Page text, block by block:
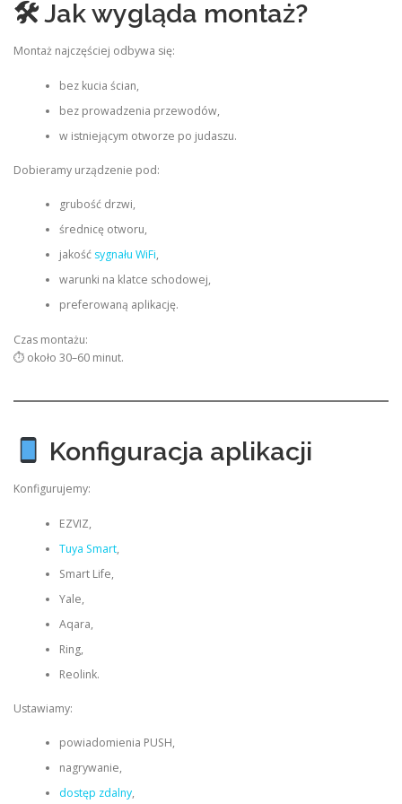
🛠 Jak wygląda montaż?
Montaż najczęściej odbywa się:
bez kucia ścian,
bez prowadzenia przewodów,
w istniejącym otworze po judaszu.
Dobieramy urządzenie pod:
grubość drzwi,
średnicę otworu,
jakość sygnału WiFi,
warunki na klatce schodowej,
preferowaną aplikację.
Czas montażu:
⏱ około 30–60 minut.
Konfiguracja aplikacji
Konfigurujemy:
EZVIZ,
Tuya Smart,
Smart Life,
Yale,
Aqara,
Ring,
Reolink.
Ustawiamy:
powiadomienia PUSH,
nagrywanie,
dostęp zdalny,